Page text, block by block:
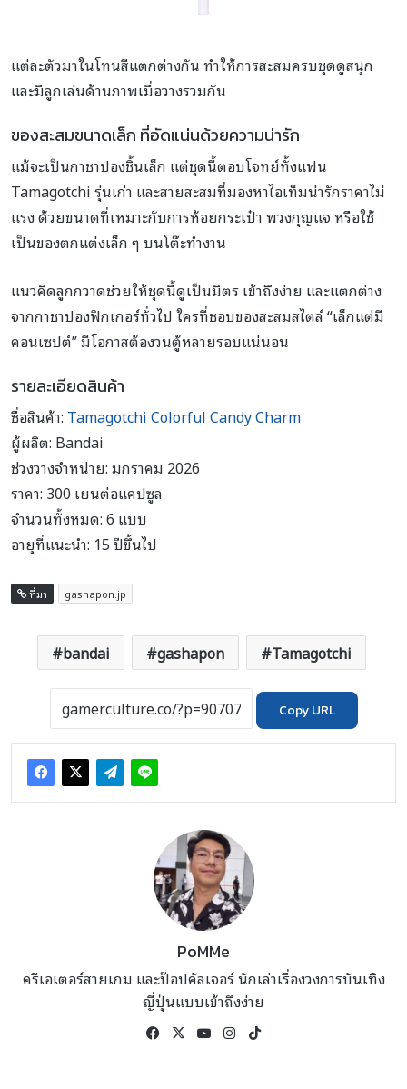
แต่ละตัวมาในโทนสีแตกต่างกัน ทำให้การสะสมครบชุดดูสนุก
และมีลูกเล่นด้านภาพเมื่อวางรวมกัน
ของสะสมขนาดเล็ก ที่อัดแน่นด้วยความน่ารัก
แม้จะเป็นกาชาปองชิ้นเล็ก แต่ชุดนี้ตอบโจทย์ทั้งแฟน
Tamagotchi รุ่นเก่า และสายสะสมที่มองหาไอเท็มน่ารักราคาไม่
แรง ด้วยขนาดที่เหมาะกับการห้อยกระเป๋า พวงกุญแจ หรือใช้
เป็นของตกแต่งเล็ก ๆ บนโต๊ะทำงาน
แนวคิดลูกกวาดช่วยให้ชุดนี้ดูเป็นมิตร เข้าถึงง่าย และแตกต่าง
จากกาชาปองฟิกเกอร์ทั่วไป ใครที่ชอบของสะสมสไตล์ “เล็กแต่มี
คอนเซปต์” มีโอกาสต้องวนตู้หลายรอบแน่นอน
รายละเอียดสินค้า
ชื่อสินค้า: Tamagotchi Colorful Candy Charm
ผู้ผลิต: Bandai
ช่วงวางจำหน่าย: มกราคม 2026
ราคา: 300 เยนต่อแคปซูล
จำนวนทั้งหมด: 6 แบบ
อายุที่แนะนำ: 15 ปีขึ้นไป
ที่มา gashapon.jp
bandai gashapon Tamagotchi
Copy URL
PoMMe
ครีเอเตอร์สายเกม และป๊อปคัลเจอร์ นักเล่าเรื่องวงการบันเทิง
ญี่ปุ่นแบบเข้าถึงง่าย
Facebook
X YouTubeInstagram